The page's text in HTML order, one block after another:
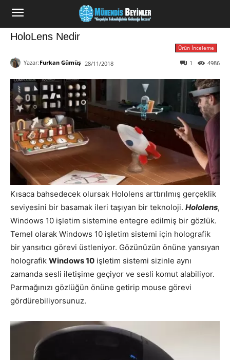
HoloLens Nedir
Ürün İnceleme
Yazar: Furkan Gümüş 28/11/2018 4986
1
Kısaca bahsedecek olursak Hololens arttırılmış gerçeklik
seviyesini bir basamak ileri taşıyan bir teknoloji. Hololens,
Windows 10 işletim sistemine entegre edilmiş bir gözlük.
Temel olarak Windows 10 işletim sistemi için holografik
bir yansıtıcı görevi üstleniyor. Gözünüzün önüne yansıyan
holografik Windows 10 işletim sistemi sizinle aynı
zamanda sesli iletişime geçiyor ve sesli komut alabiliyor.
Parmağınızı gözlüğün önüne getirip mouse görevi
gördürebiliyorsunuz.